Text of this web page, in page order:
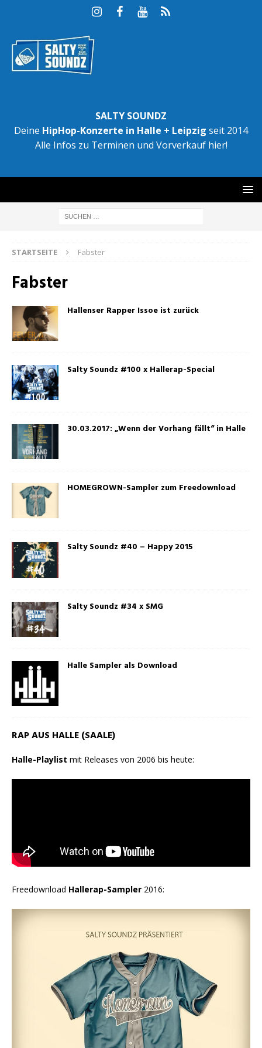
SALTY SOUNDZ
Deine HipHop-Konzerte in Halle + Leipzig seit 2014
Alle Infos zu Terminen und Vorverkauf hier!
STARTSEITE Fabster
Fabster
Hallenser Rapper Issoe ist zurück
Salty Soundz #100 x Hallerap-Special
30.03.2017: „Wenn der Vorhang fällt“ in Halle
HOMEGROWN-Sampler zum Freedownload
Salty Soundz #40 – Happy 2015
Salty Soundz #34 x SMG
Halle Sampler als Download
RAP AUS HALLE (SAALE)
Halle-Playlist mit Releases von 2006 bis heute:
Freedownload Hallerap-Sampler 2016: